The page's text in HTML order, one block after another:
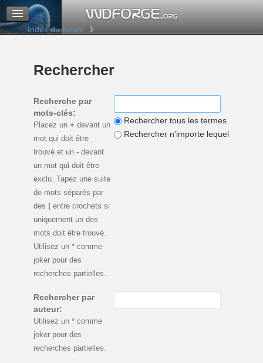
M’enregistrer
Connexion
Index du forum
Rechercher
Recherche par
mots-clés:
Placez un + devant un
mot qui doit être
trouvé et un -devant
un mot qui doit être
exclu. Tapez une suite
de mots séparés par
des
entre crochets si
uniquement un des
mots doit être trouvé.
Utilisez un * comme
joker pour des
recherches partielles.
Rechercher tous les termes
Rechercher n’importe lequel de ces
Rechercher par
auteur:
Utilisez un * comme
joker pour des
recherches partielles.